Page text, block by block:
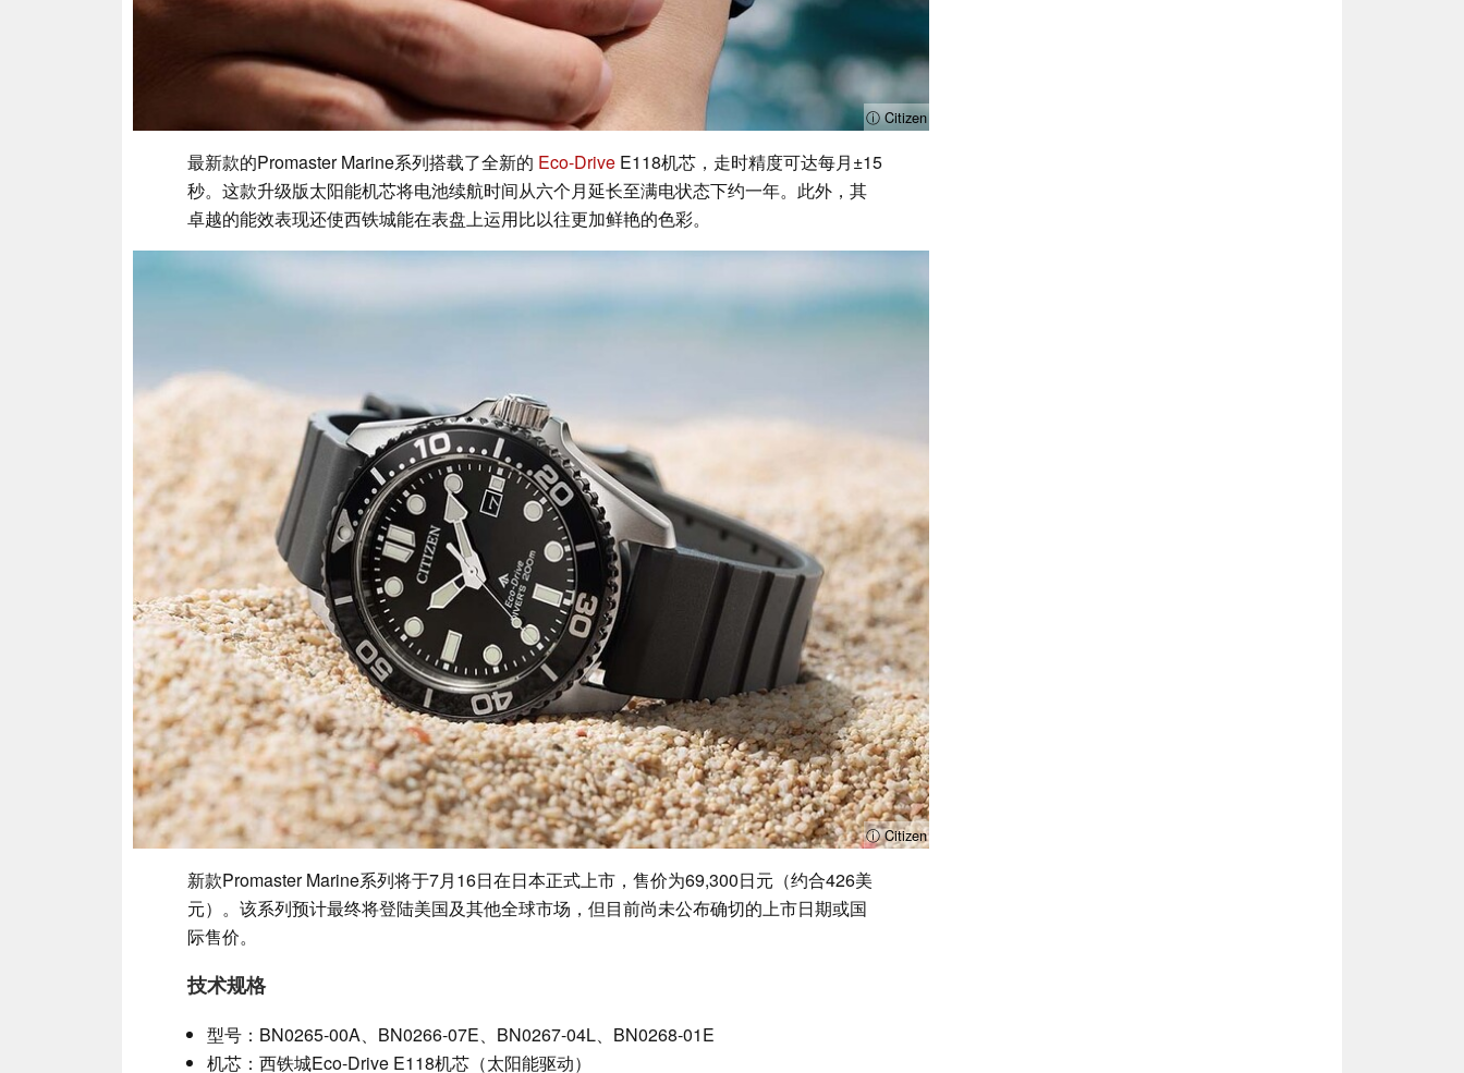
ⓘ Citizen
最新款的Promaster Marine系列搭载了全新的 Eco-Drive E118机芯，走时精度可达每月±15
秒。这款升级版太阳能机芯将电池续航时间从六个月延长至满电状态下约一年。此外，其
卓越的能效表现还使西铁城能在表盘上运用比以往更加鲜艳的色彩。
ⓘ Citizen
新款Promaster Marine系列将于7月16日在日本正式上市，售价为69,300日元（约合426美
元）。该系列预计最终将登陆美国及其他全球市场，但目前尚未公布确切的上市日期或国
际售价。
技术规格
型号：BN0265-00A、BN0266-07E、BN0267-04L、BN0268-01E
机芯：西铁城Eco-Drive E118机芯（太阳能驱动）